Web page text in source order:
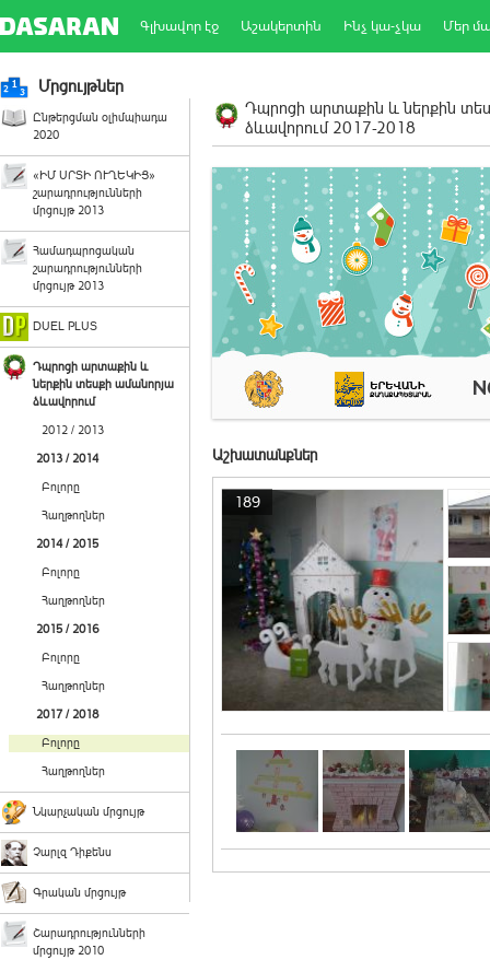
Գլխավոր էջ Աշակերտին Ինչ կա-չկա Մեր
Մրցույթներ
Ընթերցման օլիմպիադա
2020
«ԻՄ ՍՐՏԻ ՈՒՂԵԿԻՑ»
շարադրությունների
մրցույթ 2013
Համադպրոցական
շարադրությունների
մրցույթ 2013
DUEL PLUS
Դպրոցի արտաքին և
ներքին տեսքի ամանորյա
ձևավորում
2012 / 2013
2013 / 2014
Բոլորը
Հաղթողներ
2014 / 2015
Բոլորը
Հաղթողներ
2015 / 2016
Բոլորը
Հաղթողներ
2017 / 2018
Բոլորը
Հաղթողներ
Նկարչական մրցույթ
Չարլզ Դիքենս
Գրական մրցույթ
Շարադրությունների
մրցույթ 2010
Դպրոցի արտաքին և ներքին
ձևավորում 2017-2018
Աշխատանքներ
189